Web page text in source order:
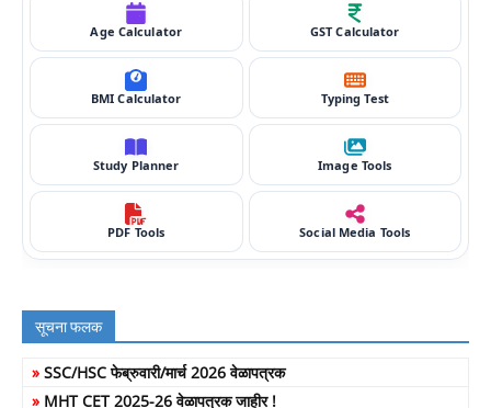
Age Calculator GST Calculator
BMI Calculator Typing Test
Study Planner Image Tools
PDF Tools Social Media Tools
सूचना फलक
» SSC/HSC फेब्रुवारी/मार्च 2026 वेळापत्रक
» MHT CET 2025-26 वेळापत्रक जाहीर !